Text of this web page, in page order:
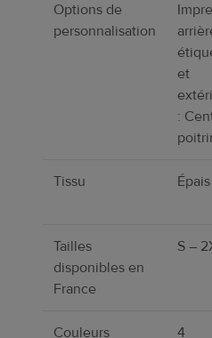
Options de
personnalisation
et
:
Tissu Épais
Tailles
disponibles en
France
S –
Couleurs
4